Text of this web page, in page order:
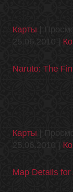
Карты |
25.06.2010
Naruto: The
Карты |
25.06.2010
Map Details